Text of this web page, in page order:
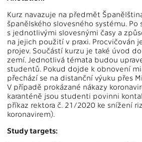
Kurz navazuje na předmět
španělského slovesného systému. Po
s jednotlivými slovesnými časy a
na jejich použití v praxi. Procvičován
projev. Součástí kurzu je také úvod
zemí. Jednotlivá témata budou
studentů. Pokud dojde k obnovení
přechází se na distanční výuku přes
V případě prokázané nákazy
karanténě jsou studenti povinni
příkaz rektora č. 21/2020 ke snížení
koronavirem).
Study targets: